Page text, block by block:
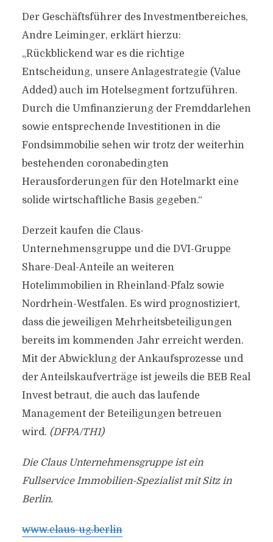
Der Geschäftsführer des Investmentbereiches,
Andre Leiminger, erklärt hierzu:
„Rückblickend war es die richtige
Entscheidung, unsere Anlagestrategie (Value
Added) auch im Hotelsegment fortzuführen.
Durch die Umfinanzierung der Fremddarlehen
sowie entsprechende Investitionen in die
Fondsimmobilie sehen wir trotz der weiterhin
bestehenden coronabedingten
Herausforderungen für den Hotelmarkt eine
solide wirtschaftliche Basis gegeben.“
Derzeit kaufen die Claus-
Unternehmensgruppe und die DVI-Gruppe
Share-Deal-Anteile an weiteren
Hotelimmobilien in Rheinland-Pfalz sowie
Nordrhein-Westfalen. Es wird prognostiziert,
dass die jeweiligen Mehrheitsbeteiligungen
bereits im kommenden Jahr erreicht werden.
Mit der Abwicklung der Ankaufsprozesse und
der Anteilskaufverträge ist jeweils die BEB Real
Invest betraut, die auch das laufende
Management der Beteiligungen betreuen
wird. (DFPA/TH1)
Die Claus Unternehmensgruppe ist ein
Fullservice Immobilien-Spezialist mit Sitz in
Berlin.
www.claus-ug.berlin